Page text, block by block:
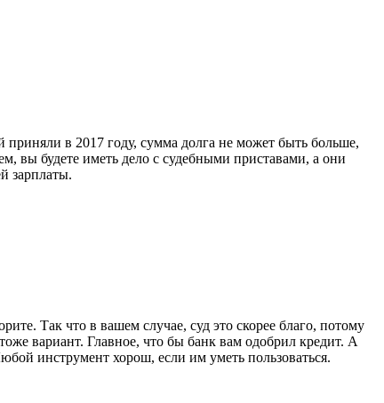
в 2017 году, сумма долга не может быть больше,
вы будете иметь дело с судебными приставами, а они
зарплаты.
Так что в вашем случае, суд это скорее благо, потому
вариант. Главное, что бы банк вам одобрил кредит. А
инструмент хорош, если им уметь пользоваться.